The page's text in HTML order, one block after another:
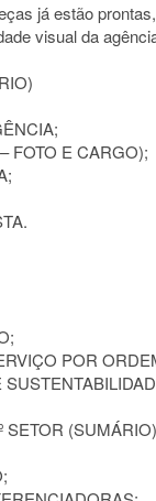
já estão
visual da
FOTO E CARGO);
POR
SETOR (SUMÁRIO)